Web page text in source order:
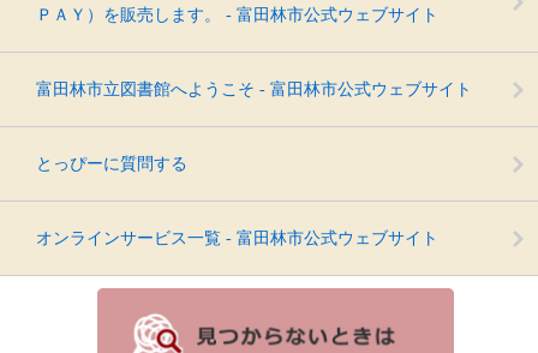
ＰＡＹ）を販売します。 - 富田林市公式ウェブサイト
富田林市立図書館へようこそ - 富田林市公式ウェブサイト
とっぴーに質問する
オンラインサービス一覧 - 富田林市公式ウェブサイト